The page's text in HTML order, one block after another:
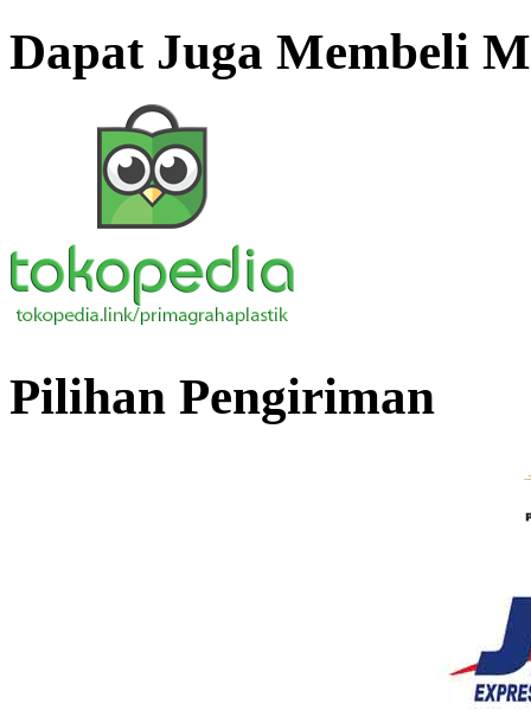
Dapat Juga Membeli
Pilihan Pengiriman